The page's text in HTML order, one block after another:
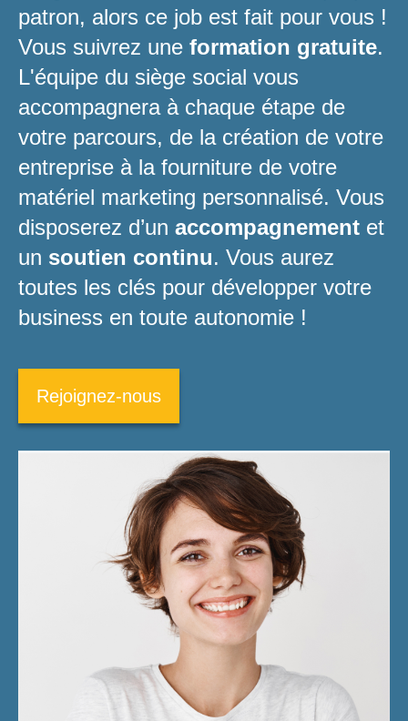
patron, alors ce job est fait pour vous !
Vous suivrez une formation gratuite.
L'équipe du siège social vous
accompagnera à chaque étape de
votre parcours, de la création de votre
entreprise à la fourniture de votre
matériel marketing personnalisé. Vous
disposerez d’un accompagnement et
un soutien continu. Vous aurez
toutes les clés pour développer votre
business en toute autonomie !
Rejoignez-nous